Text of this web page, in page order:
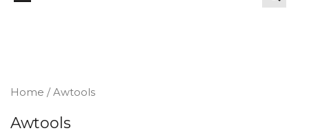
Home / Awtools
Awtools